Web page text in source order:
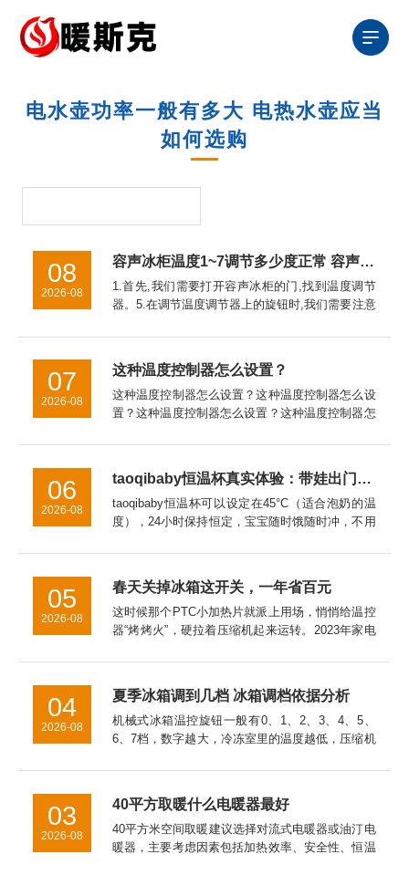
电水壶功率一般有多大 电热水壶应当
如何选购
容声冰柜温度1~7调节多少度正常 容声冰柜温度调节1~7之间的调节方法【详解】
1.首先,我们需要打开容声冰柜的门,找到温度调节
器。5.在调节温度调节器上的旋钮时,我们需要注意
慢,都会影响容声冰柜的制冷效果。因此,我们应该
缓慢地调节温度...
08
2026-08
这种温度控制器怎么设置？
这种温度控制器怎么设置？这种温度控制器怎么设
置？这种温度控制器怎么设置？这种温度控制器怎
怎么设置Ew一981温度控制器怎么设置泛达p909温
07
2026-08
taoqibaby恒温杯真实体验：带娃出门的“移动温奶站”，对比同类产品优势明显
taoqibaby恒温杯可以设定在45°C（适合泡奶的温
度），24小时保持恒定，宝宝随时饿随时冲，不用
taoqibaby恒温杯已经成为我出门必带的装备。如
06
2026-08
春天关掉冰箱这开关，一年省百元
这时候那个PTC小加热片就派上用场，悄悄给温控
器“烤烤火”，硬拉着压缩机起来运转。2023年家电
白白多跑100度电。冷冻室的温度万一回升到了零
05
2026-08
夏季冰箱调到几档 冰箱调档依据分析
机械式冰箱温控旋钮一般有0、1、2、3、4、5、
6、7档，数字越大，冷冻室里的温度越低，压缩机
季节温度变化来调节，一般春秋天我们可以调在3
档上，具体要看你的...
04
2026-08
40平方取暖什么电暖器最好
40平方米空间取暖建议选择对流式电暖器或油汀电
暖器，主要考虑因素包括加热效率、安全性、恒温
03
2026-08